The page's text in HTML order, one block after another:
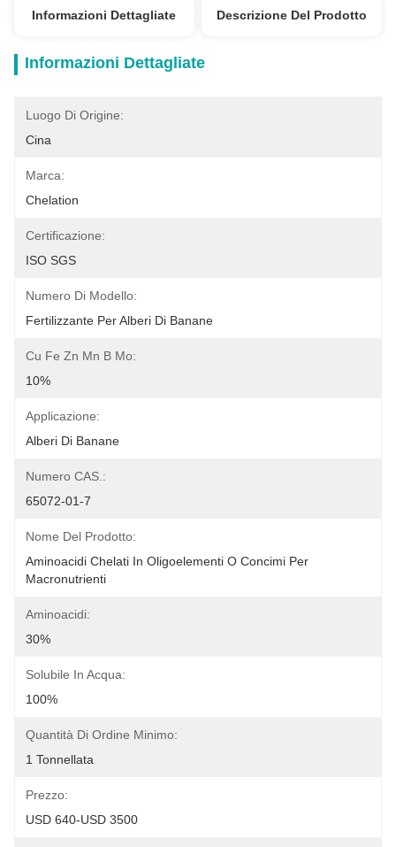
Informazioni Dettagliate Descrizione Del Prodotto
Informazioni Dettagliate
Luogo Di Origine:
Cina
Marca:
Chelation
Certificazione:
ISO SGS
Numero Di Modello:
Fertilizzante Per Alberi Di Banane
Cu Fe Zn Mn B Mo:
10%
Applicazione:
Alberi Di Banane
Numero CAS.:
65072-01-7
Nome Del Prodotto:
Aminoacidi Chelati In Oligoelementi O Concimi Per
Macronutrienti
Aminoacidi:
30%
Solubile In Acqua:
100%
Quantità Di Ordine Minimo:
1 Tonnellata
Prezzo:
USD 640-USD 3500